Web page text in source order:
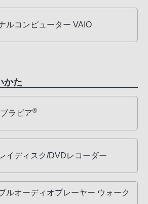
ルコンピューター VAIO
かた
ラビア®
イディスク/DVDレコーダー
ルオーディオプレーヤー ウォーク